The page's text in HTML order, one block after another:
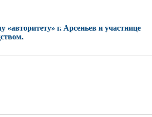
г. Арсеньев и участнице